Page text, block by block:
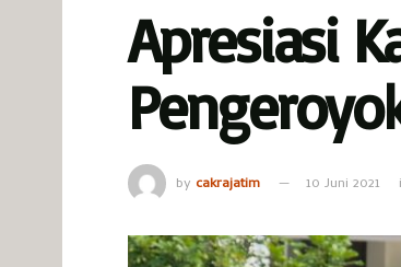
Apresiasi
by cakrajatim 10 Juni 2021